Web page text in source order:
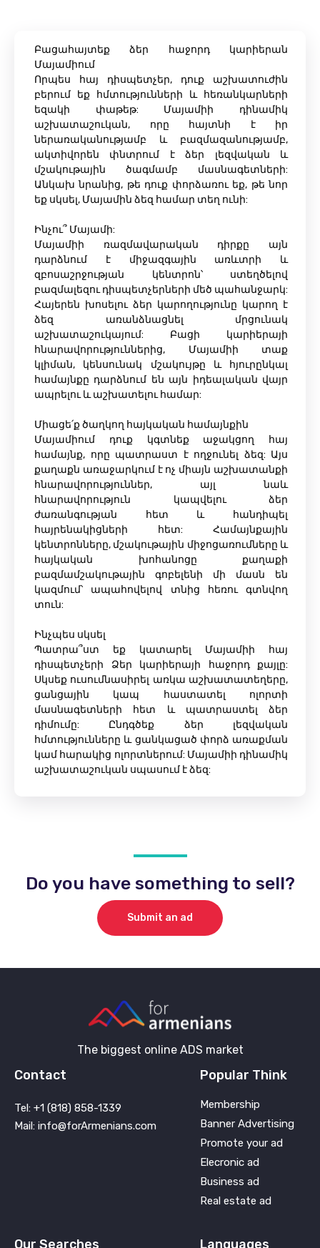
Բացահայտեք ձեր հաջորդ կարիերան
Մայամիում
Որպես հայ դիսպետչեր, դուք աշխատուժին
բերում եք հմտությունների և հեռանկարների
եզակի փաթեթ: Մայամիի դինամիկ
աշխատաշուկան, որը հայտնի է իր
ներառականությամբ և բազմազանությամբ,
ակտիվորեն փնտրում է ձեր լեզվական և
մշակութային ծագմամբ մասնագետների:
Անկախ նրանից, թե դուք փորձառու եք, թե նոր
եք սկսել, Մայամին ձեզ համար տեղ ունի:
Ինչու՞ Մայամի:
Մայամիի ռազմավարական դիրքը այն
դարձնում է միջազգային առևտրի և
զբոսաշրջության կենտրոն՝ ստեղծելով
բազմալեզու դիսպետչերների մեծ պահանջարկ:
Հայերեն խոսելու ձեր կարողությունը կարող է
ձեզ առանձնացնել մրցունակ
աշխատաշուկայում: Բացի կարիերայի
հնարավորություններից, Մայամիի տաք
կլիման, կենսունակ մշակույթը և հյուրընկալ
համայնքը դարձնում են այն իդեալական վայր
ապրելու և աշխատելու համար:
Միացե՛ք ծաղկող հայկական համայնքին
Մայամիում դուք կգտնեք աջակցող հայ
համայնք, որը պատրաստ է ողջունել ձեզ: Այս
քաղաքն առաջարկում է ոչ միայն աշխատանքի
հնարավորություններ, այլ նաև
հնարավորություն կապվելու ձեր
ժառանգության հետ և հանդիպել
հայրենակիցների հետ: Համայնքային
կենտրոնները, մշակութային միջոցառումները և
հայկական խոհանոցը քաղաքի
բազմամշակութային գոբելենի մի մասն են
կազմում՝ ապահովելով տնից հեռու գտնվող
տուն:
Ինչպես սկսել
Պատրա՞ստ եք կատարել Մայամիի հայ
դիսպետչերի Ձեր կարիերայի հաջորդ քայլը:
Սկսեք ուսումնասիրել առկա աշխատատեղերը,
ցանցային կապ հաստատել ոլորտի
մասնագետների հետ և պատրաստել ձեր
դիմումը: Ընդգծեք ձեր լեզվական
հմտությունները և ցանկացած փորձ առաքման
կամ հարակից ոլորտներում: Մայամիի դինամիկ
աշխատաշուկան սպասում է ձեզ:
Do you have something to sell?
Submit an ad
The biggest online ADS market
Contact
Tel: +1 (818) 858-1339
Mail: info@forArmenians.com
Popular Think
Membership
Banner Advertising
Promote your ad
Elecronic ad
Business ad
Real estate ad
Our Searches Languages